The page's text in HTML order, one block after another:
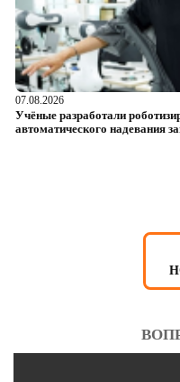
07.08.2026
Учёные разработали
автоматического надевания